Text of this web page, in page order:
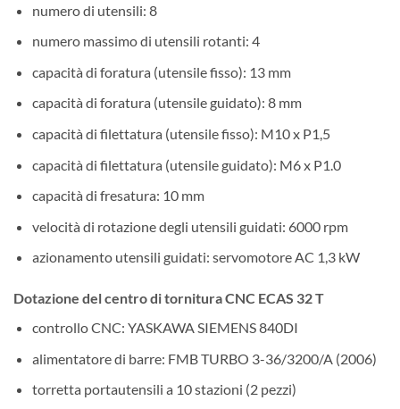
numero di utensili: 8
numero massimo di utensili rotanti: 4
capacità di foratura (utensile fisso): 13 mm
capacità di foratura (utensile guidato): 8 mm
capacità di filettatura (utensile fisso): M10 x P1,5
capacità di filettatura (utensile guidato): M6 x P1.0
capacità di fresatura: 10 mm
velocità di rotazione degli utensili guidati: 6000 rpm
azionamento utensili guidati: servomotore AC 1,3 kW
Dotazione del centro di tornitura CNC ECAS 32 T
controllo CNC: YASKAWA SIEMENS 840DI
alimentatore di barre: FMB TURBO 3-36/3200/A (2006)
torretta portautensili a 10 stazioni (2 pezzi)